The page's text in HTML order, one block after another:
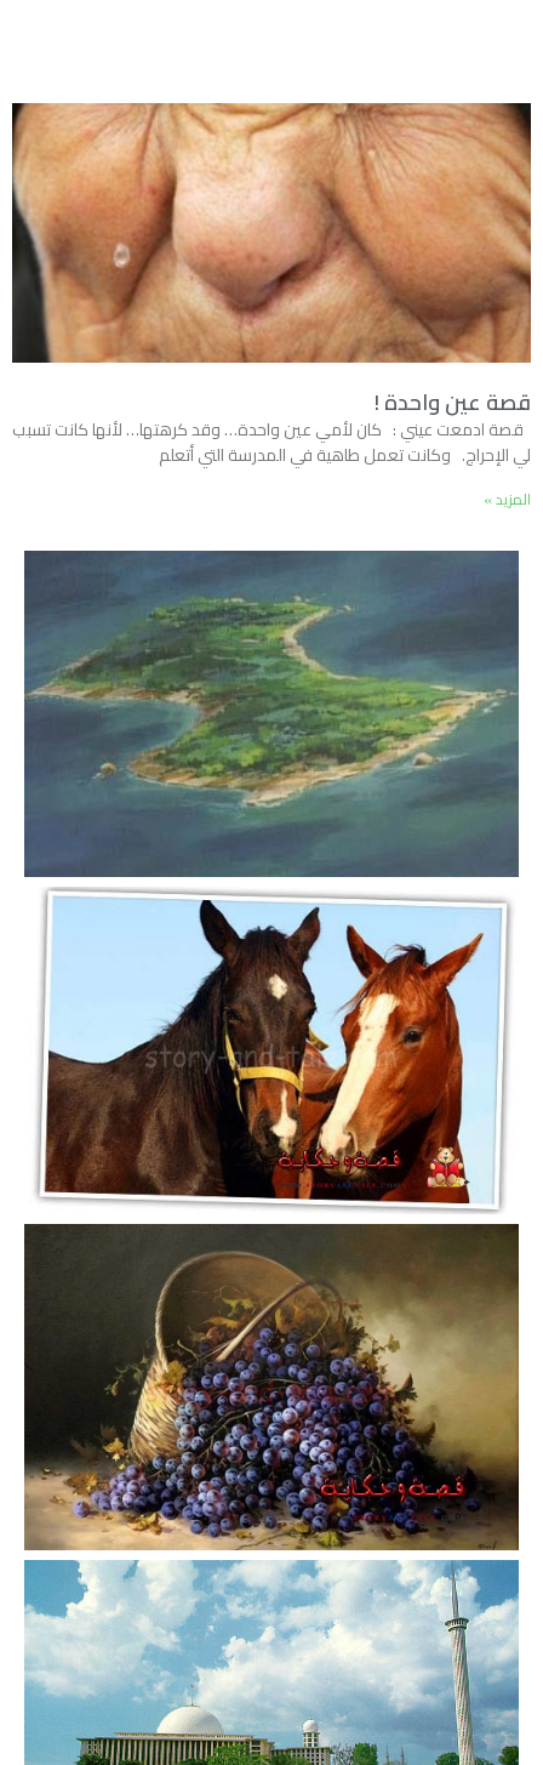
قصة عين واحدة !
قصة ادمعت عيني : كان لأمي عين واحدة… وقد كرهتها… لأنها كانت تسبب
لي الإحراج. وكانت تعمل طاهية في المدرسة التي أتعلم
المزيد »